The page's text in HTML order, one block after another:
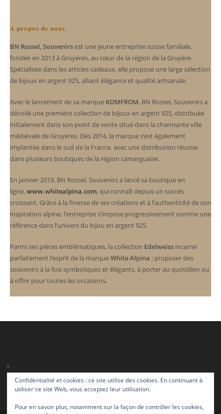
A propos de nous
BN Rossel, Souvenirsest une jeune entreprise suisse familiale,
fondée en 2013 à Gruyères, au cœur de la région de la Gruyère.
Spécialisée dans les articles cadeaux, elle propose une large sélection
de bijoux en argent 925, alliant élégance et qualité artisanale.
Avec le lancement de sa marque KOMFROM, BN Rossel, Souvenirs a
dévoilé une première collection de bijoux en argent 925, distribuée
initialement dans son point de vente situé dans la charmante ville
médiévale de Gruyères. Dès 2014, la marque s’est également
implantée dans le sud de la France, avec une distribution réussie
dans plusieurs boutiques de la région camarguaise.
En janvier 2019, BN Rossel, Souvenirs a lancé sa boutique en
ligne, www.whitealpina.com, qui connaît depuis un succès
croissant. Grâce à la finesse de ses créations et à l’authenticité de son
inspiration alpine, l’entreprise s’impose progressivement comme une
référence dans l’univers du bijou en argent 925.
Parmi ses pièces emblématiques, la collection Edelweiss incarne
parfaitement l’esprit de la marqueWhite Alpina : proposer des
souvenirs à la fois symboliques et élégants, à porter au quotidien ou
à offrir pour toutes les occasions.
Confidentialité et cookies : ce site utilise des cookies. En continuant à
utiliser ce site Web, vous acceptez leur utilisation.
Pour en savoir plus, notamment sur la façon de contrôler les cookies,